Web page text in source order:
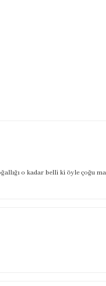
o kadar belli ki öyle çoğu